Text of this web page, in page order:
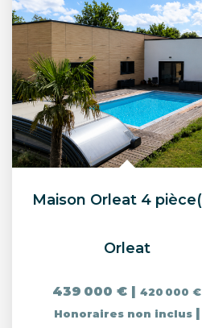
Orleat
439 000 € | 420 000 €
Honoraires non inclus |